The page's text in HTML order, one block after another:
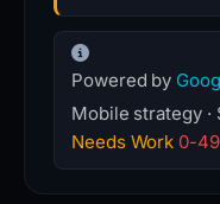
Powered by
Mobile strategy ·
Needs Work 0-